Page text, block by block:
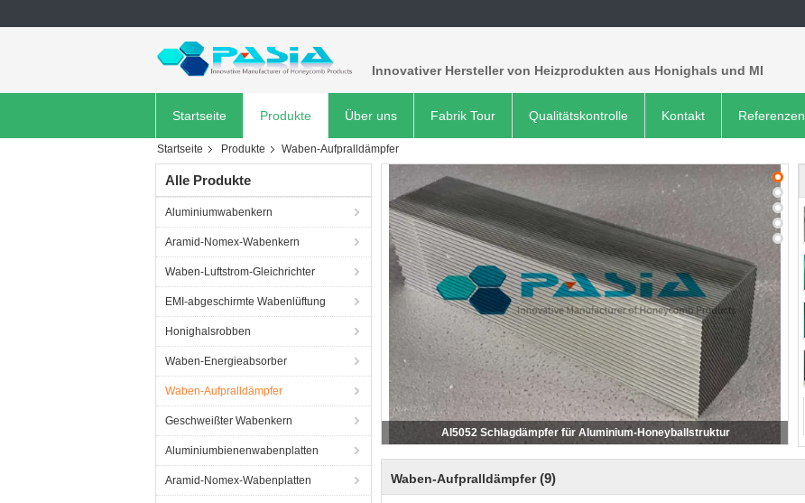
Innovativer Hersteller von Heizprodukten aus Honighals und MI
Startseite Produkte Über uns Fabrik Tour Qualitätskontrolle Kontakt Referenzen
Startseite Produkte Waben-Aufpralldämpfer
Alle Produkte
Aluminiumwabenkern
Aramid-Nomex-Wabenkern
Waben-Luftstrom-Gleichrichter
EMI-abgeschirmte Wabenlüftung
Honighalsrobben
Waben-Energieabsorber
Waben-Aufpralldämpfer
Geschweißter Wabenkern
Aluminiumbienenwabenplatten
Aramid-Nomex-Wabenplatten
Hohe Niederschlagfestigkeit Leichtgewichts-Einschlagsschwächer von
Aluminium-Honigstockstruktur
Waben-Aufpralldämpfer (9)